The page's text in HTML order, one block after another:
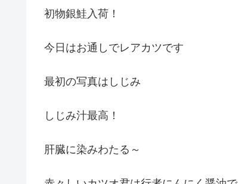
初物銀鮭入荷！
今日はお通しでレアカツです
最初の写真はしじみ
しじみ汁最高！
肝臓に染みわたる～